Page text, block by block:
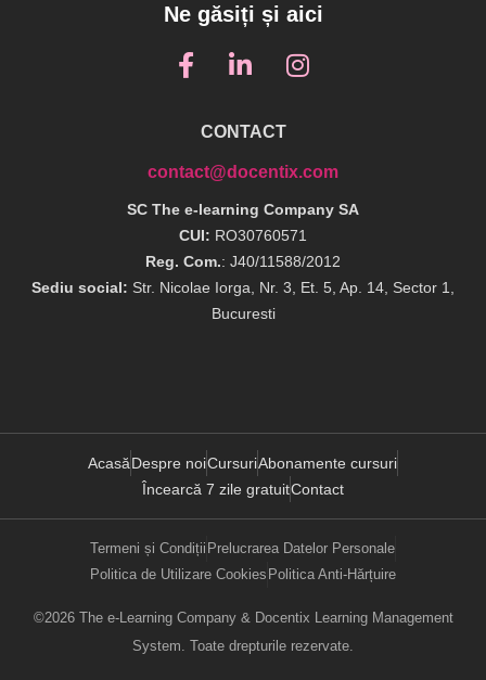
Ne găsiți și aici
CONTACT
contact@docentix.com
SC The e-learning Company SA
CUI: RO30760571
Reg. Com.: J40/11588/2012
Sediu social: Str. Nicolae Iorga, Nr. 3, Et. 5, Ap. 14, Sector 1,
Bucuresti
AcasăDespre noiCursuriAbonamente cursuri
Încearcă 7 zile gratuitContact
Termeni și Condiții Prelucrarea Datelor Personale
Politica de Utilizare Cookies Politica Anti-Hărțuire
©2026 The e-Learning Company & Docentix Learning Management
System. Toate drepturile rezervate.